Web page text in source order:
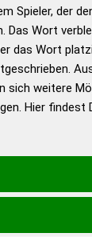
–
– Richtiges
Deutsch
– Die
–
Spieler, der
Das Wort
das Wort
sich weitere
Hier findest